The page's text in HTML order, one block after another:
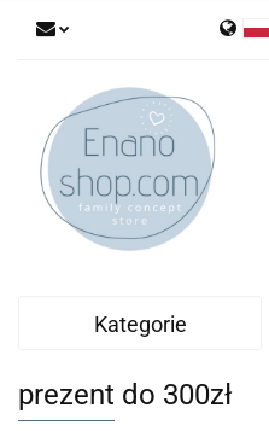
English
Kategorie
prezent do 300zł